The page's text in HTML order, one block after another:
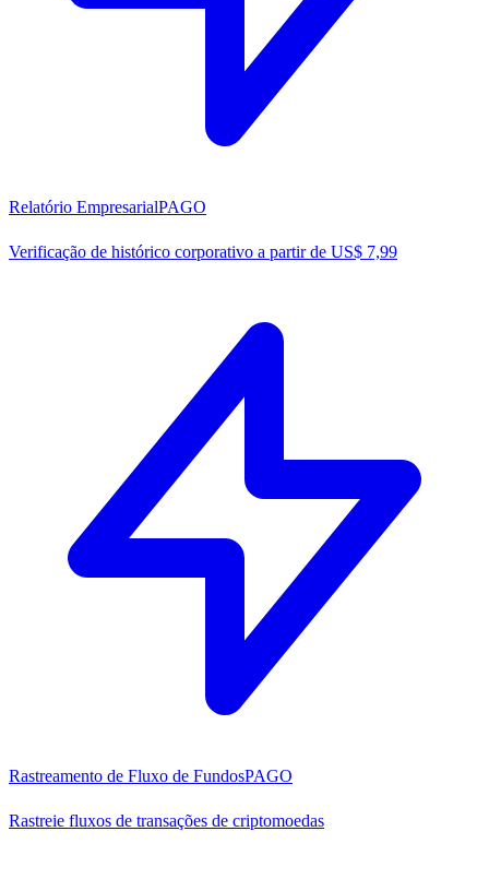
Relatório EmpresarialPAGO
Verificação de histórico corporativo a partir de US$ 7,99
Rastreamento de Fluxo de FundosPAGO
Rastreie fluxos de transações de criptomoedas